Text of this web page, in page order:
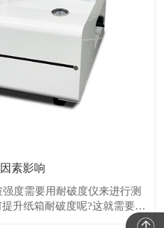
素影响
度需要用耐破度仪来进行测
升纸箱耐破度呢?这就需要了
响。​​​ 1、瓦楞纸箱的耐破强